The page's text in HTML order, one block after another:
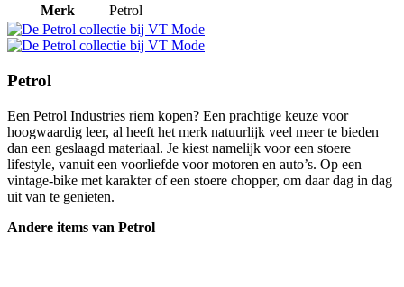
Merk
Petrol
Petrol
Een Petrol Industries riem kopen? Een prachtige keuze voor
hoogwaardig leer, al heeft het merk natuurlijk veel meer te bieden
dan een geslaagd materiaal. Je kiest namelijk voor een stoere
lifestyle, vanuit een voorliefde voor motoren en auto’s. Op een
vintage-bike met karakter of een stoere chopper, om daar dag in dag
uit van te genieten.
Andere items van Petrol